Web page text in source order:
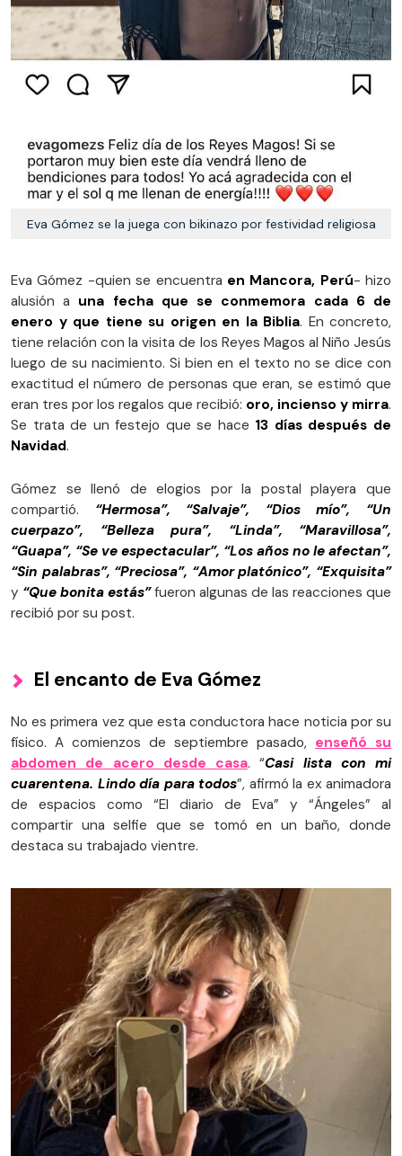
Eva Gómez se la juega con bikinazo por festividad religiosa
Eva Gómez -quien se encuentra en Mancora, Perú- hizo
alusión a una fecha que se conmemora cada 6 de
enero y que tiene su origen en la Biblia. En concreto,
tiene relación con la visita de los Reyes Magos al Niño Jesús
luego de su nacimiento. Si bien en el texto no se dice con
exactitud el número de personas que eran, se estimó que
eran tres por los regalos que recibió: oro, incienso y mirra.
Se trata de un festejo que se hace 13 días después de
Navidad.
Gómez se llenó de elogios por la postal playera que
compartió. “Hermosa”, “Salvaje”, “Dios mío”, “Un
cuerpazo”, “Belleza pura”, “Linda”, “Maravillosa”,
“Guapa”, “Se ve espectacular”, “Los años no le afectan”,
“Sin palabras”, “Preciosa”, “Amor platónico”, “Exquisita”
y “Que bonita estás”fueron algunas de las reacciones que
recibió por su post.
El encanto de Eva Gómez
No es primera vez que esta conductora hace noticia por su
físico. A comienzos de septiembre pasado, enseñó su
abdomen de acero desde casa. “Casi lista con mi
cuarentena. Lindo día para todos”, afirmó la ex animadora
de espacios como “El diario de Eva” y “Ángeles” al
compartir una selfie que se tomó en un baño, donde
destaca su trabajado vientre.